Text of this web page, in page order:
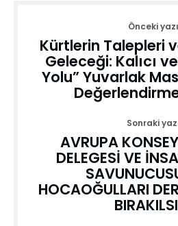
Önceki yazı
Kürtlerin Talepleri
Geleceği: Kalıcı
Yolu” Yuvarlak
Sonraki
AVRUPA
DELEGESİ VE
HOCAOĞULLARI